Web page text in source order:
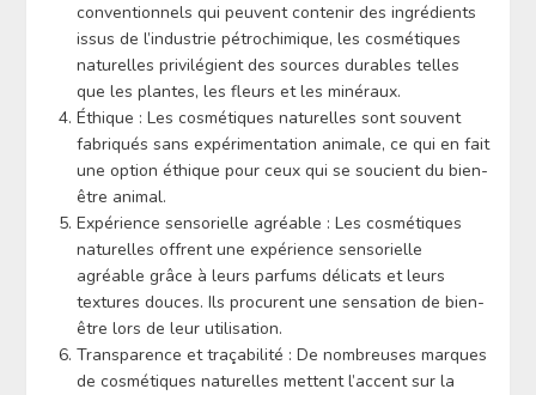
conventionnels qui peuvent contenir des ingrédients
issus de l’industrie pétrochimique, les cosmétiques
naturelles privilégient des sources durables telles
que les plantes, les fleurs et les minéraux.
Éthique : Les cosmétiques naturelles sont souvent
fabriqués sans expérimentation animale, ce qui en fait
une option éthique pour ceux qui se soucient du bien-
être animal.
Expérience sensorielle agréable : Les cosmétiques
naturelles offrent une expérience sensorielle
agréable grâce à leurs parfums délicats et leurs
textures douces. Ils procurent une sensation de bien-
être lors de leur utilisation.
Transparence et traçabilité : De nombreuses marques
de cosmétiques naturelles mettent l’accent sur la